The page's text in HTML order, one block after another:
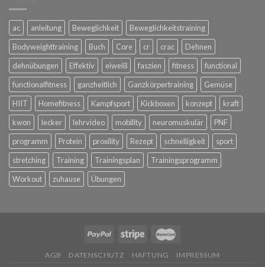
ac anleitung Beweglichkeit
Beweglichkeitstraining
Bodyweighttraining
Buch Core cr crac
Dehnen
dehnübungen
Effektiv eiweiß faszien fitness
functional
functionalfitness
ganzheitlich Ganzkörpertraining
Gemüse
HIIT
Homefitness Kampfsport Kickboxen konzept
kraft
kwon
lecker lehrvideo mobility neuromuskulär
PNF
programm
Protein proxility Rezept schnelligkeit
sport
stretching
Training Trainingsplan
Trainingsprogramm
Workout
zuhause Übungen
AGB DATENSCHUTZ HAFTUNG IMPRESSUM